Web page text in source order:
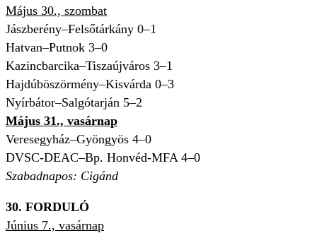
Május 30., szombat
Jászberény–Felsőtárkány 0–1
Hatvan–Putnok 3–0
Kazincbarcika–Tiszaújváros 3–1
Hajdúböszörmény–Kisvárda 0–3
Nyírbátor–Salgótarján 5–2
Május 31., vasárnap
Veresegyház–Gyöngyös 4–0
DVSC-DEAC–Bp. Honvéd-MFA 4–0
Szabadnapos: Cigánd
30. FORDULÓ
Június 7., vasárnap